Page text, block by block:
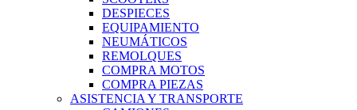
DESPIECES
EQUIPAMIENTO
NEUMÁTICOS
REMOLQUES
COMPRA MOTOS
COMPRA PIEZAS
ASISTENCIA Y TRANSPORTE